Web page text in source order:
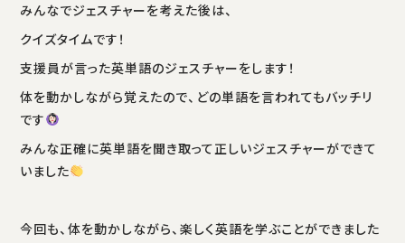
みんなでジェスチャーを考えた後は、
クイズタイムです！
支援員が言った英単語のジェスチャーをします！
体を動かしながら覚えたので、どの単語を言われてもバッチリ
です
みんな正確に英単語を聞き取って正しいジェスチャーができて
いました
今回も、体を動かしながら、楽しく英語を学ぶことができました